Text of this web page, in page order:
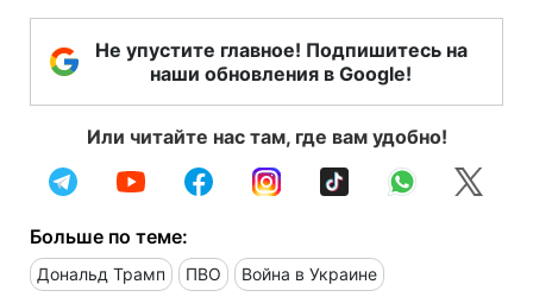
Не упустите главное! Подпишитесь на
наши обновления в Google!
Или читайте нас там, где вам удобно!
Больше по теме:
Дональд Трамп ПВО Война в Украине